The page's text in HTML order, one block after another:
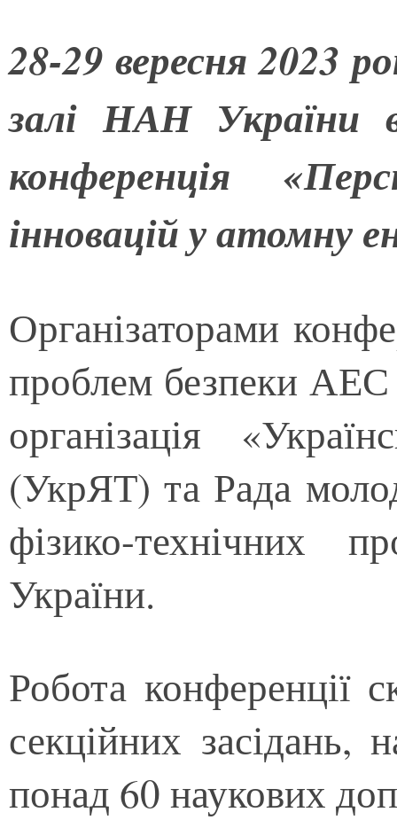
28-29 вересня 2023
залі НАН України
конференція
інновацій у атомну
Організаторами
проблем безпеки
організація
(УкрЯТ) та Рада
фізико-технічних
України.
Робота конференції
секційних засідань,
понад 60 наукових